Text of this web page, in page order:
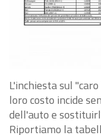
L'inchiesta sul
loro costo incide
dell'auto e
Riportiamo la